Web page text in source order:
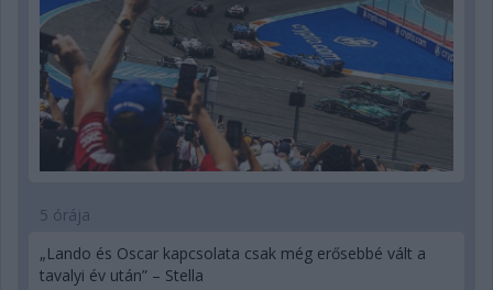
5 órája
„Lando és Oscar kapcsolata csak még erősebbé vált a
tavalyi év után” – Stella